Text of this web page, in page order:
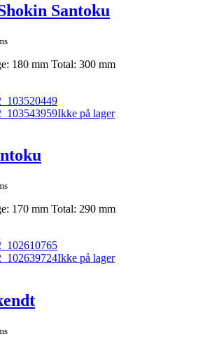
Santoku
180 mm Total: 300 mm
Ikke på lager
170 mm Total: 290 mm
Ikke på lager